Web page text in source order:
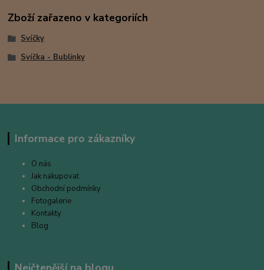
Zboží zařazeno v kategoriích
Svíčky
Svíčka - Bublinky
Informace pro zákazníky
O nás
Jak nakupovat
Obchodní podmínky
Fotogalerie
Kontakty
Blog